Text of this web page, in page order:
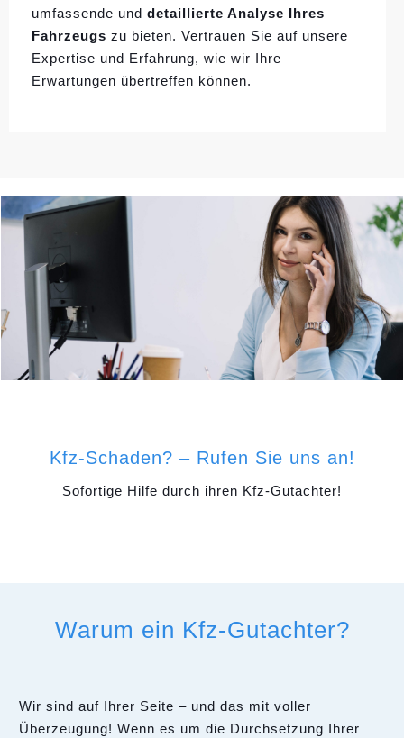
umfassende und detaillierte Analyse Ihres
Fahrzeugs zu bieten. Vertrauen Sie auf unsere
Expertise und Erfahrung, wie wir Ihre
Erwartungen übertreffen können.
Kfz-Schaden? – Rufen Sie uns an!
Sofortige Hilfe durch ihren Kfz-Gutachter!
Warum ein Kfz-Gutachter?
Wir sind auf Ihrer Seite – und das mit voller
Überzeugung! Wenn es um die Durchsetzung Ihrer